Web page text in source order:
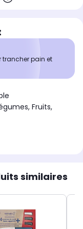
trancher pain et
Fruits,
similaires